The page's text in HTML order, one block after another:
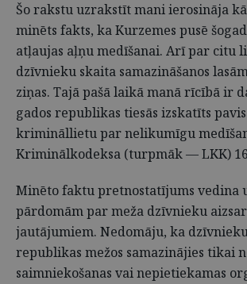
Šo rakstu uzrakstīt mani ierosināja
minēts fakts, ka Kurzemes pusē
atļaujas aļņu medīšanai. Arī par citu
dzīvnieku skaita samazināšanos
ziņas. Tajā pašā laikā manā rīcībā ir
gados republikas tiesās izskatīts
krimināllietu par nelikumīgu
Kriminālkodeksa (turpmāk — LKK)
Minēto faktu pretnostatījums vedina
pārdomām par meža dzīvnieku
jautājumiem. Nedomāju, ka
republikas mežos samazinājies tikai
saimniekošanas vai nepietiekamas